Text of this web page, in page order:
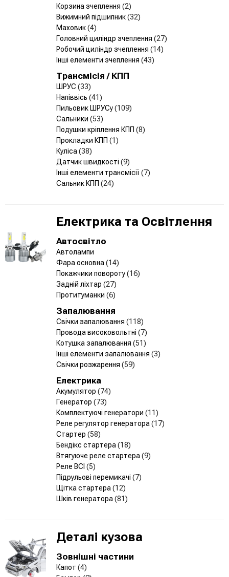
Корзина зчеплення (2)
Вижимний підшипник(32)
Маховик(4)
Головний циліндр зчеплення (27)
Робочий циліндр зчеплення (14)
Інші елементи зчеплення (43)
Трансмісія / КПП
ШРУС (33)
Напіввісь (41)
Пильовик ШРУСу(109)
Сальники (53)
Подушки кріплення КПП (8)
Прокладки КПП (1)
Куліса (38)
Датчик швидкості (9)
Інші елементи трансмісії (7)
Сальник КПП (24)
Електрика та Освітлення
Автосвітло
Автолампи
Фара основна (14)
Покажчики повороту(16)
Задній ліхтар (27)
Протитуманки (6)
Запалювання
Свічки запалювання (118)
Провода високовольтні (7)
Котушка запалювання (51)
Інші елементи запалювання (3)
Свічки розжарення (59)
Електрика
Акумулятор (74)
Генератор (73)
Комплектуючі генератори (11)
Реле регулятор генератора (17)
Стартер (58)
Бендікс стартера (18)
Втягуюче реле стартера (9)
Реле ВСІ (5)
Підрульові перемикачі (7)
Щітка стартера (12)
Шків генератора (81)
Деталі кузова
Зовнішні частини
Капот (4)